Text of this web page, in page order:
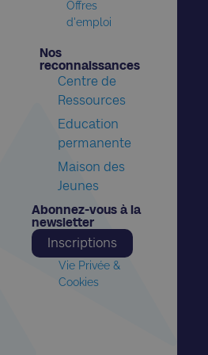
Offres
d'emploi
Nos
reconnaissances​
Centre de
Ressources
Education
permanente
Maison des
Jeunes
Abonnez-vous à la
newsletter​
Inscriptions
Vie Privée &
Cookies